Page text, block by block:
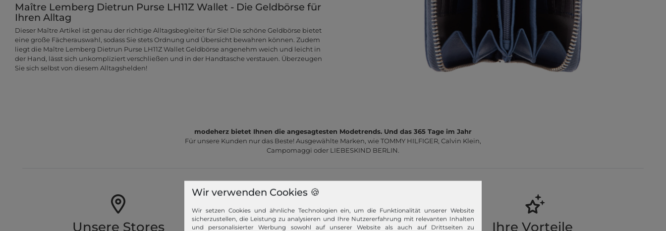
Maître Lemberg Dietrun Purse LH11Z Wallet - Die Geldbörse für
Ihren Alltag
Dieser Maître Artikel ist genau der richtige Alltagsbegleiter für Sie! Die schöne Geldbörse bietet
eine große Fächerauswahl, sodass Sie stets Ordnung und Übersicht bewahren können. Zudem
liegt die Maître Lemberg Dietrun Purse LH11Z Wallet Geldbörse angenehm weich und leicht in
der Hand, lässt sich unkompliziert verschließen und in der Handtasche verstauen. Überzeugen
Sie sich selbst von diesem Alltagshelden!
modeherz bietet Ihnen die angesagtesten Modetrends. Und das 365 Tage im Jahr
Für unsere Kunden nur das Beste! Ausgewählte Marken, wie TOMMY HILFIGER, Calvin Klein,
Campomaggi oder LIEBESKIND BERLIN.
Unsere Stores Schneller Versand! Ihre Vorteile
Wir verwenden Cookies 🍪
Wir setzen Cookies und ähnliche Technologien ein, um die Funktionalität unserer Website
sicherzustellen, die Leistung zu analysieren und Ihre Nutzererfahrung mit relevanten Inhalten
und personalisierter Werbung sowohl auf unserer Website als auch auf Drittseiten zu